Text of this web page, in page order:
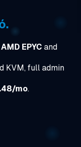
AMD EPYCand
KVM, full admin
mo.